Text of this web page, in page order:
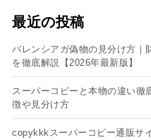
最近の投稿
バレンシアガ偽物の見分け方｜
を徹底解説【2026年最新版】
スーパーコピーと本物の違い
徴や見分け方
copykkkスーパーコピー通販サ